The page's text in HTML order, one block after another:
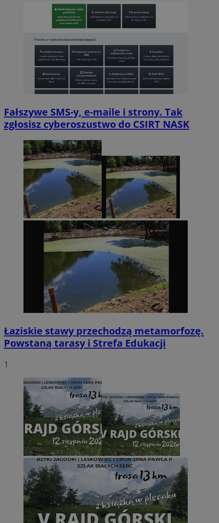
Fałszywe SMS-y, e-maile i strony. Tak
zgłosisz cyberoszustwo do CSIRT NASK
Łaziskie stawy przechodzą metamorfozę.
Powstaną tarasy i Strefa Edukacji
1